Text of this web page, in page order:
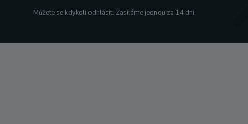
Můžete se kdykoli odhlásit. Zasíláme jednou za 14 dní.